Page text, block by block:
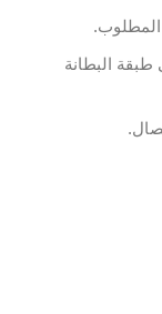
المطلوب.
البطانة